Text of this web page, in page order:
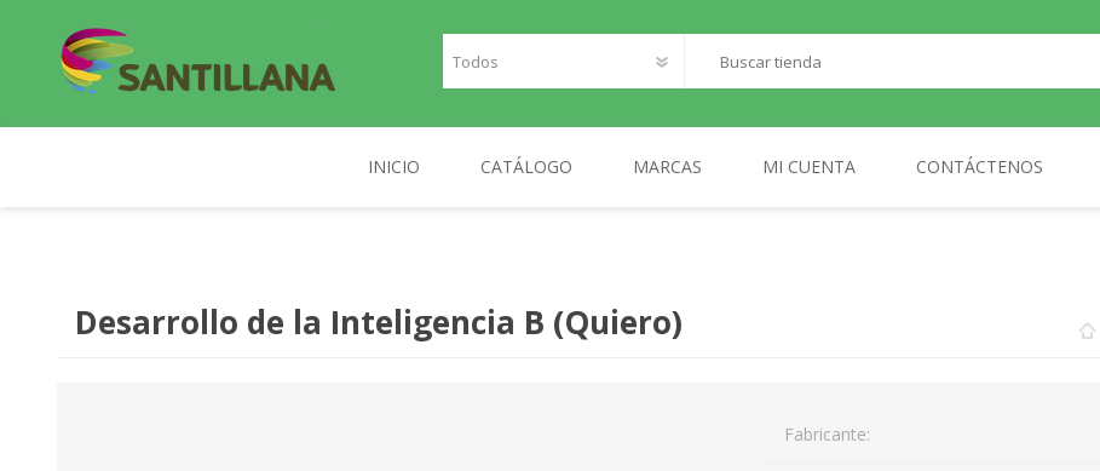
INICIO CATÁLOGO
FRANCES
MARCAS MI CUENTA CONTÁCTENOS
Desarrollo de la Inteligencia B (Quiero)
Fabricante: